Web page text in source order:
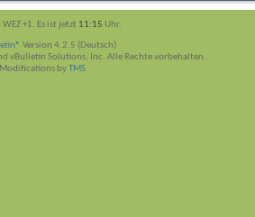
+1. Es ist jetzt 11:15 Uhr.
Version 4.2.5 (Deutsch)
vBulletin Solutions, Inc. Alle Rechte vorbehalten.
byTMS